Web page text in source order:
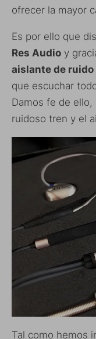
ofrecer la mayor
Es por ello que
Res Audio y
aislante de ruido
que escuchar
Damos fe de
ruidoso tren y el
Tal como hemos